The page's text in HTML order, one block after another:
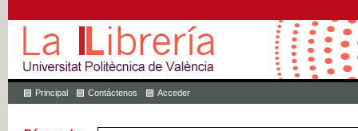
Principal Contáctenos Acceder